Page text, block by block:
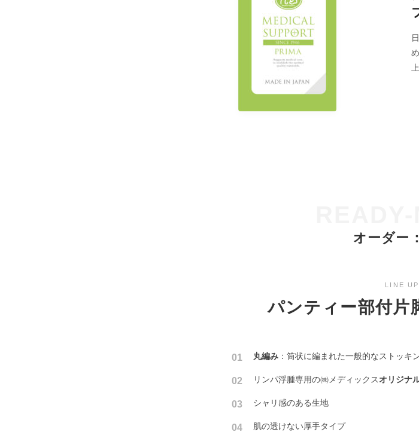
オーダー
LINE UP
パンティー部付片
01 丸編み ：筒状に編まれた一般的なストッキ
02 リンパ浮腫専用の㈱メディックスオリジナ
03 シャリ感のある生地
04 肌の透けない厚手タイプ